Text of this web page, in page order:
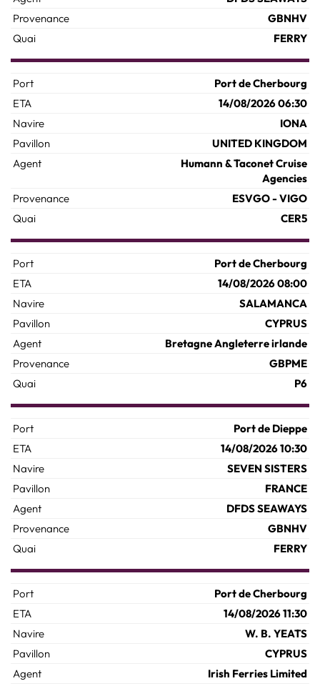
GBNHV
FERRY
Port de Cherbourg
14/08/2026 06:30
IONA
UNITED KINGDOM
Humann & Taconet Cruise
Agencies
ESVGO - VIGO
CER5
Port de Cherbourg
14/08/2026 08:00
SALAMANCA
CYPRUS
Bretagne Angleterre irlande
GBPME
P6
Port de Dieppe
14/08/2026 10:30
SEVEN SISTERS
FRANCE
DFDS SEAWAYS
GBNHV
FERRY
Port de Cherbourg
14/08/2026 11:30
W. B. YEATS
CYPRUS
Irish Ferries Limited